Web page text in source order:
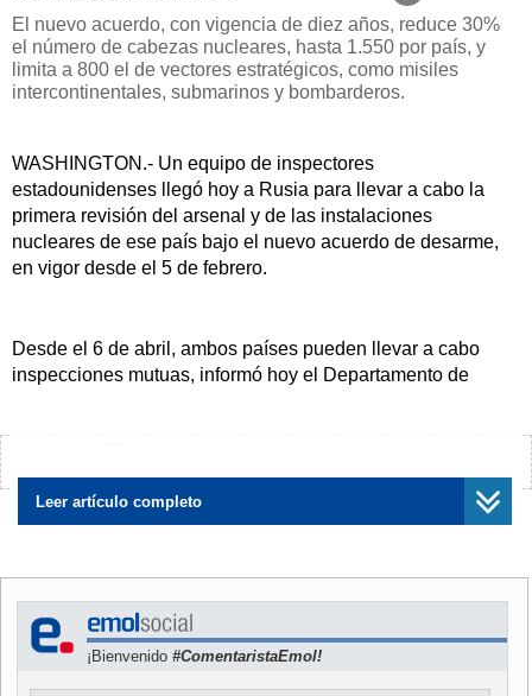
El nuevo acuerdo, con vigencia de diez años, reduce 30%
el número de cabezas nucleares, hasta 1.550 por país, y
limita a 800 el de vectores estratégicos, como misiles
intercontinentales, submarinos y bombarderos.
WASHINGTON.- Un equipo de inspectores
estadounidenses llegó hoy a Rusia para llevar a cabo la
primera revisión del arsenal y de las instalaciones
nucleares de ese país bajo el nuevo acuerdo de desarme,
en vigor desde el 5 de febrero.
Desde el 6 de abril, ambos países pueden llevar a cabo
inspecciones mutuas, informó hoy el Departamento de
Las inspecciones "in situ", junto con los intercambios de
datos y notificaciones acerca de los sistemas estratégicos y
El nuevo START entró en vigor el 5 de febrero después de
Leer artículo completo
¡Bienvenido #ComentaristaEmol!